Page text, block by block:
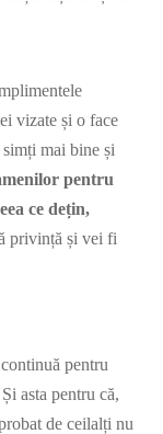
vizate și o face
mai bine și
pentru
ce dețin,
privință și vei fi
pentru
asta pentru că,
de ceilalți nu